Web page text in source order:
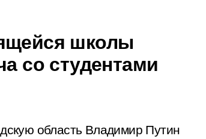
школы
со студентами
область Владимир Путин